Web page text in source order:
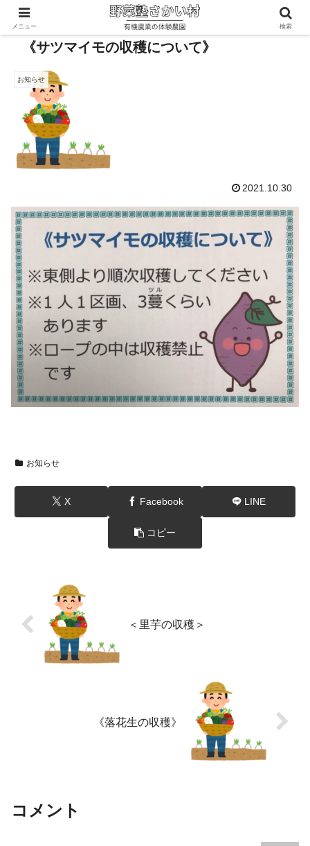
《サツマイモの収穫について》
お知らせ
2021.10.30
お知らせ
X Facebook LINE
コピー
＜里芋の収穫＞
《落花生の収穫》
コメント
メニュー 検索